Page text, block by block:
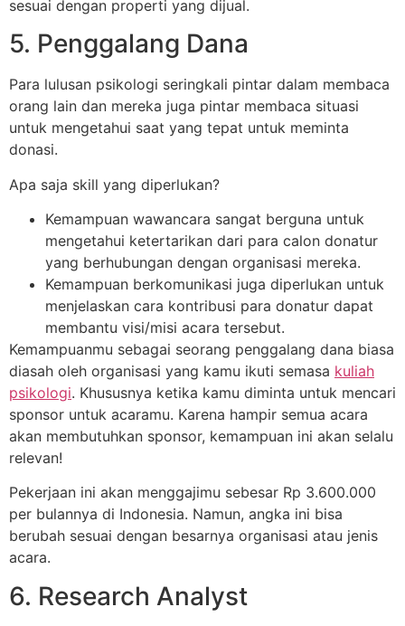
sesuai dengan properti yang dijual.
5. Penggalang Dana
Para lulusan psikologi seringkali pintar dalam membaca
orang lain dan mereka juga pintar membaca situasi
untuk mengetahui saat yang tepat untuk meminta
donasi.
Apa saja skill yang diperlukan?
Kemampuan wawancara sangat berguna untuk
mengetahui ketertarikan dari para calon donatur
yang berhubungan dengan organisasi mereka.
Kemampuan berkomunikasi juga diperlukan untuk
menjelaskan cara kontribusi para donatur dapat
membantu visi/misi acara tersebut.
Kemampuanmu sebagai seorang penggalang dana biasa
diasah oleh organisasi yang kamu ikuti semasa kuliah
psikologi. Khususnya ketika kamu diminta untuk mencari
sponsor untuk acaramu. Karena hampir semua acara
akan membutuhkan sponsor, kemampuan ini akan selalu
relevan!
Pekerjaan ini akan menggajimu sebesar Rp 3.600.000
per bulannya di Indonesia. Namun, angka ini bisa
berubah sesuai dengan besarnya organisasi atau jenis
acara.
6. Research Analyst